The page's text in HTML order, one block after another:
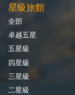
星級旅館
全部
卓越五星
五星級
四星級
三星級
二星級